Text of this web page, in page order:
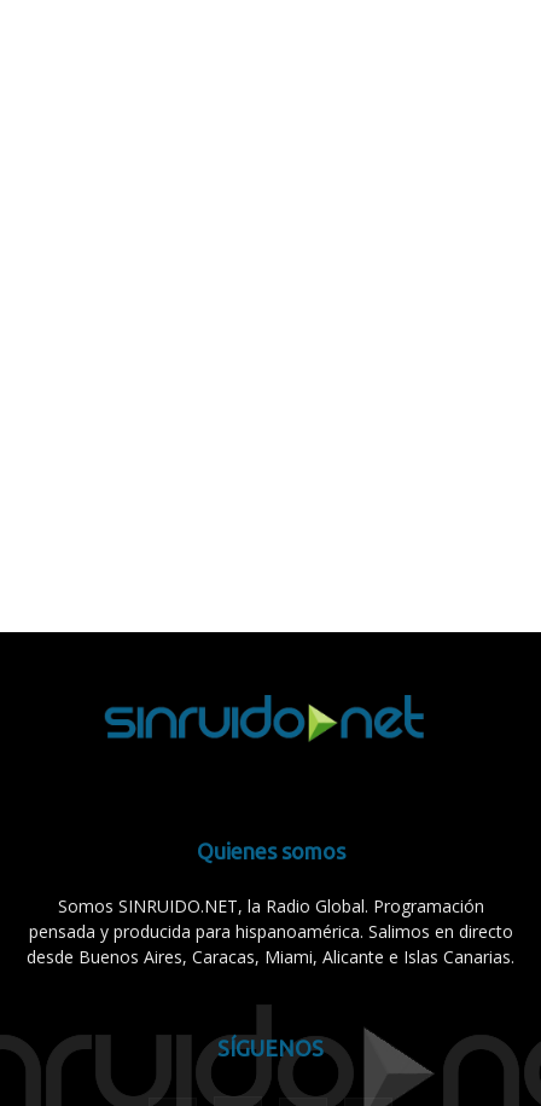
Quienes somos
Somos SINRUIDO.NET, la Radio Global. Programación
pensada y producida para hispanoamérica. Salimos en directo
desde Buenos Aires, Caracas, Miami, Alicante e Islas Canarias.
SÍGUENOS